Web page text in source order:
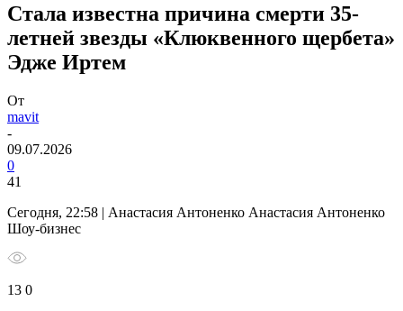
Стала известна причина смерти 35-
летней звезды «Клюквенного щербета»
Эдже Иртем
От
mavit
-
09.07.2026
0
41
Сегодня, 22:58 | Анастасия Антоненко Анастасия Антоненко
Шоу-бизнес
13 0